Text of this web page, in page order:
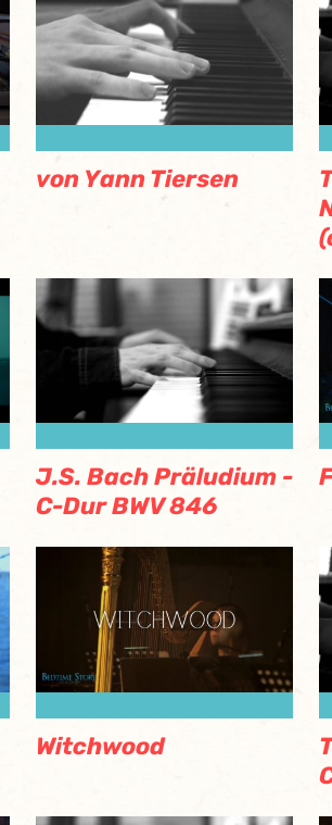
von Yann Tiersen
J.S. Bach Präludium -
C-Dur BWV 846
Witchwood